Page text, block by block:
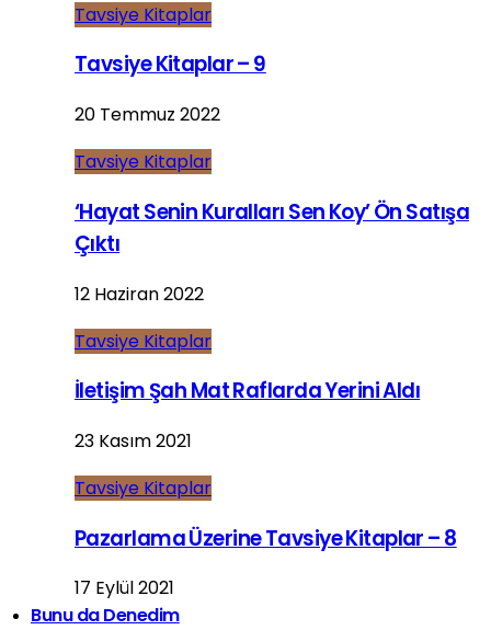
Tavsiye Kitaplar
Tavsiye Kitaplar – 9
20 Temmuz 2022
Tavsiye Kitaplar
‘Hayat Senin Kuralları Sen Koy’ Ön Satışa
Çıktı
12 Haziran 2022
Tavsiye Kitaplar
İletişim Şah Mat Raflarda Yerini Aldı
23 Kasım 2021
Tavsiye Kitaplar
Pazarlama Üzerine Tavsiye Kitaplar – 8
17 Eylül 2021
Bunu da Denedim